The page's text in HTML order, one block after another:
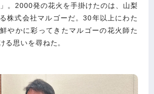
」。2000発の花火を手掛けたのは、山梨
株式会社マルゴーだ。30年以上にわた
やかに彩ってきたマルゴーの花火師た
る思いを尋ねた。